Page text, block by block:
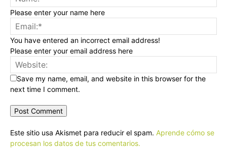
Please enter your name here
You have entered an incorrect email address!
Please enter your email address here
Save my name, email, and website in this browser for the
next time I comment.
Este sitio usa Akismet para reducir el spam. Aprende cómo se
procesan los datos de tus comentarios.